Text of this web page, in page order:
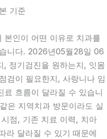
기준
본인이 어떤 이유로 치과를
니다. 2026년05월28일 06
정기검진을 원하는지, 잇몸
검이 필요한지, 사랑니나 임
료 흐름이 달라질 수 있습니
은 지역치과 방문이라도 실
점, 기존 치료 이력, 치아
라 달라질 수 있기 때문에